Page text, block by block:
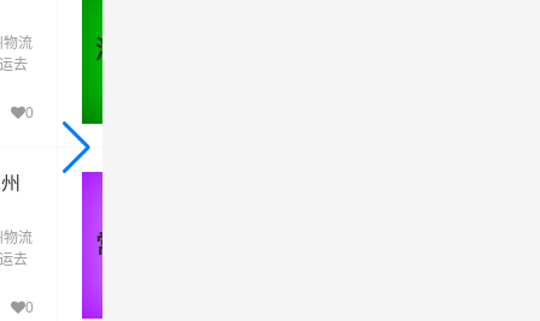
江区,
流，
苏州
物流
去
0
湖南 - 苏州
物流
去
0
常德 - 苏州